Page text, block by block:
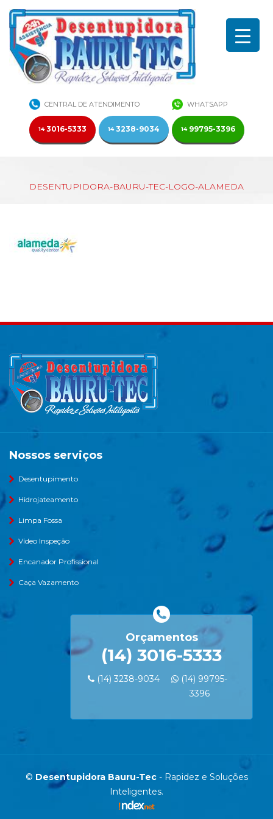
CENTRAL DE ATENDIMENTO
14 3016-5333 14 3238-9034
WHATSAPP
14 99795-3396
DESENTUPIDORA-BAURU-TEC-LOGO-ALAMEDA
Nossos serviços
Desentupimento
Hidrojateamento
Limpa Fossa
Vídeo Inspeção
Encanador Profissional
Caça Vazamento
Orçamentos
(14) 3016-5333
(14) 3238-9034
(14) 99795-
3396
© Desentupidora Bauru-Tec- Rapidez e Soluções
Inteligentes.